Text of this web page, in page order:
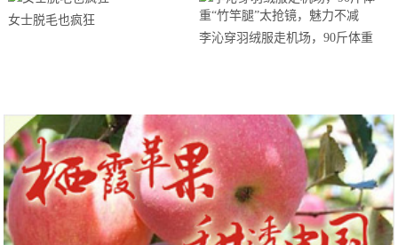
女士脱毛也疯狂
李沁穿羽绒服走机场，90斤体重